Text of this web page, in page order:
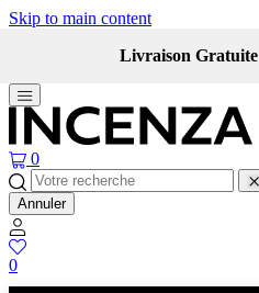
Skip to main content
Livraison Gratuite
0
Annuler
0